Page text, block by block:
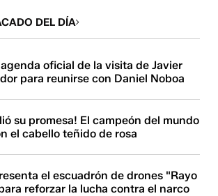
DEL DÍA
oficial de la visita de Javier
para reunirse con Daniel Noboa
su promesa! El campeón del mundo
el cabello teñido de rosa
el escuadrón de drones "Rayo
reforzar la lucha contra el narco